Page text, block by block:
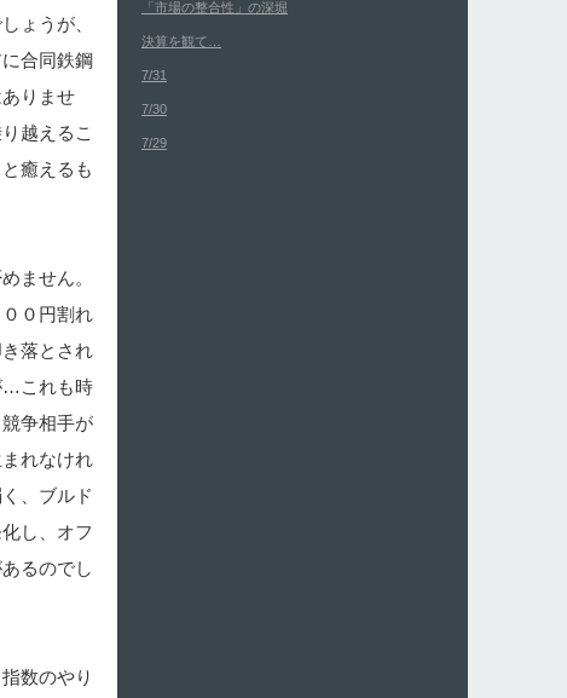
ょうが、
合同鉄鋼
りませ
越えるこ
癒えるも
ません。
０円割れ
落とされ
…これも時
争相手が
れなけれ
、ブルド
し、オフ
るのでし
数のやり
「市場の整合性」の深堀
決算を観て…
7/31
7/30
7/29